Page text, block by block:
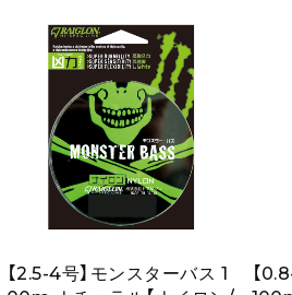
【2.5-4号】モンスターバス 1
【